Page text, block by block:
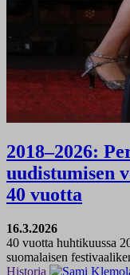
2018–2026:
uudistumisen
40 vuotta
16.3.2026
40 vuotta huhtikuussa
suomalaisen
Historia